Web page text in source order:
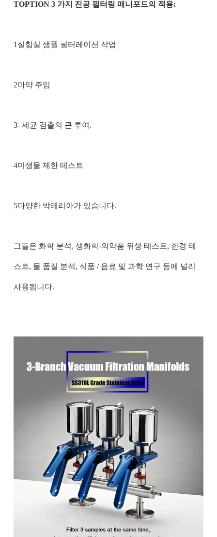
TOPTION 3 가지 진공 필터링 매니포드의 적용:
1실험실 샘플 필터레이션 작업
2마약 주입
3- 세균 검출의 큰 투여.
4미생물 제한 테스트
5다양한 박테리아가 있습니다.
그들은 화학 분석, 생화학-의약품 위생 테스트, 환경 테
스트, 물 품질 분석, 식품 / 음료 및 과학 연구 등에 널리
사용됩니다.